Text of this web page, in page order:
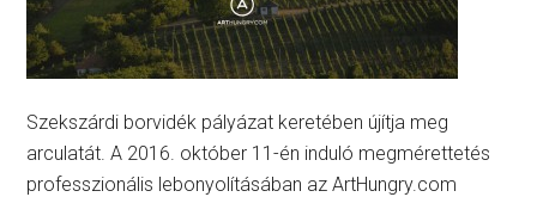
Szekszárdi borvidék pályázat keretében újítja meg
arculatát. A 2016. október 11-én induló megmérettetés
professzionális lebonyolításában az ArtHungry.com